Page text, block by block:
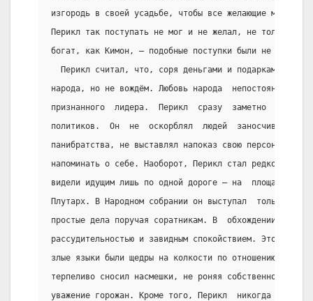
изгородь в своей усадьбе, чтобы все желающие могли
Перикл так поступать не мог и не желал, не только
богат, как Кимон, — подобные поступки были не в его
Перикл считал, что, соря деньгами и подарками,
народа, но не вождём. Любовь народа  непостоянна  в
признанного  лидера.  Перикл  сразу  заметно
политиков.  Он  не  оскорблял  людей
панибратства, не выставлял напоказ свою персону  и
напоминать о себе. Наоборот, Перикл стал редко
видели идущим лишь по одной дороге — на  площадь  и
Плутарх. В Народном собрании он выступал  только  в
простые дела поручая соратникам. В  обхождении  с
рассудительностью и завидным спокойствием. Это
злые языки были щедры на колкости по отношению к
терпеливо сносил насмешки, не роняя собственного
уважение горожан. Кроме того, Перикл  никогда  не